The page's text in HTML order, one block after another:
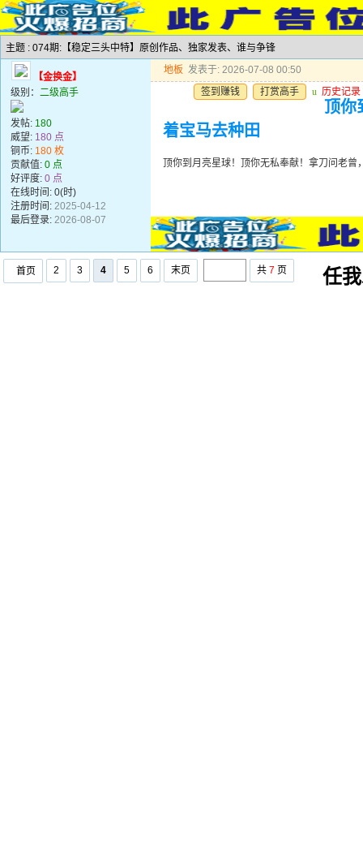
主题 : 074期:【稳定三头中特】原创作品、独家发表、谁与争锋
【金换金】
级别： 二级高手
发帖: 180
威望: 180 点
铜币: 180 枚
贡献值: 0 点
好评度: 0 点
在线时间: 0(时)
注册时间: 2025-04-12
最后登录: 2026-08-07
地板 发表于: 2026-07-08 00:50
签到赚钱
打赏高手 u 历史记录
顶你
着宝马去种田
顶你到月亮星球！顶你无私奉献！拿刀问老
首页 2 3 4 5 6 末页 共 7 页 任我